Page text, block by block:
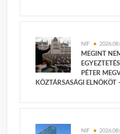
NIF
MEGINT
PÉTER
KÖZTÁRSASÁGI ELNÖKÖT
NIF